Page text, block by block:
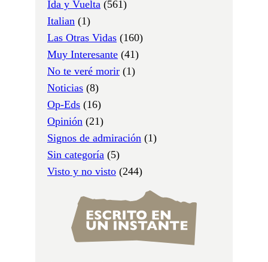
Ida y Vuelta (561)
Italian (1)
Las Otras Vidas (160)
Muy Interesante (41)
No te veré morir (1)
Noticias (8)
Op-Eds (16)
Opinión (21)
Signos de admiración (1)
Sin categoría (5)
Visto y no visto (244)